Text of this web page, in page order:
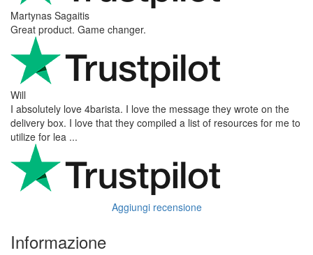
Martynas Sagaitis
Great product. Game changer.
Will
I absolutely love 4barista. I love the message they wrote on the
delivery box. I love that they compiled a list of resources for me to
utilize for lea ...
Aggiungi recensione
Informazione